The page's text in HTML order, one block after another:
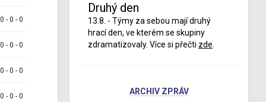
- 0 - 0
- 0 - 0
- 0 - 0
- 0 - 0
Druhý den
13.8. - Týmy za sebou mají druhý
hrací den, ve kterém se skupiny
zdramatizovaly. Více si přečti zde
ARCHIV ZPRÁV